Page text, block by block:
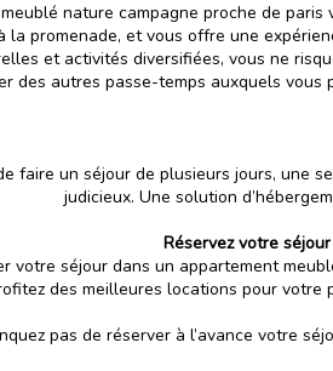
nature campagne proche de paris
la promenade, et vous offre une
et activités diversifiées, vous ne
des autres passe-temps auxquels
faire un séjour de plusieurs jours, une
judicieux. Une solution
Réservez votre
votre séjour dans un appartement
des meilleures locations pour
pas de réserver à l’avance votre